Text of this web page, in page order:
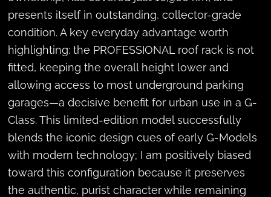
presents itself in outstanding, collector-grade
condition. A key everyday advantage worth
highlighting: the PROFESSIONAL roof rack is not
fitted, keeping the overall height lower and
allowing access to most underground parking
garages—a decisive benefit for urban use in a G-
Class. This limited-edition model successfully
blends the iconic design cues of early G-Models
with modern technology; I am positively biased
toward this configuration because it preserves
the authentic, purist character while remaining